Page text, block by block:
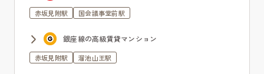
赤坂見附駅 国会議事堂前駅
銀座線の高級賃貸マンション
赤坂見附駅 溜池山王駅